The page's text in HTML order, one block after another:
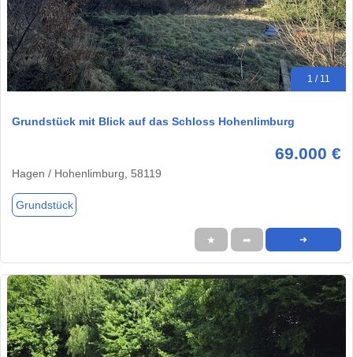
1 / 11
Grundstück mit Blick auf das Schloss Hohenlimburg
69.000 €
Hagen / Hohenlimburg, 58119
Grundstück
★ ➦ ➜